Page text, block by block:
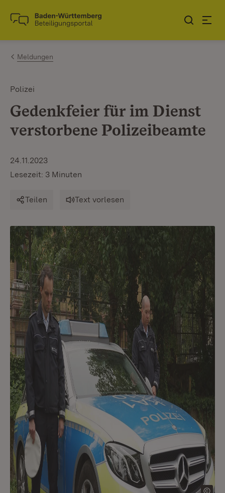
Zum Inhalt springen
Link zur Startseite
Meldungen
Polizei
Gedenkfeier für im Dienst
verstorbene Polizeibeamte
24.11.2023
Lesezeit: 3 Minuten
Teilen Text vorlesen